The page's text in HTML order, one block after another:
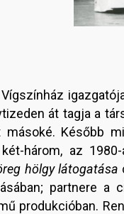
át tagja a
másoké. Később
három, az
hölgy látogatása
partnere a
produkcióban.